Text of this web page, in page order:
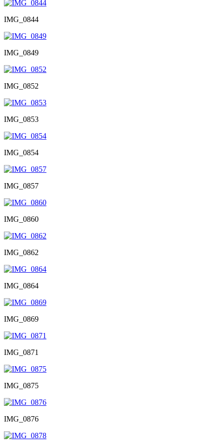
IMG_0844
IMG_0849
IMG_0852
IMG_0853
IMG_0854
IMG_0857
IMG_0860
IMG_0862
IMG_0864
IMG_0869
IMG_0871
IMG_0875
IMG_0876